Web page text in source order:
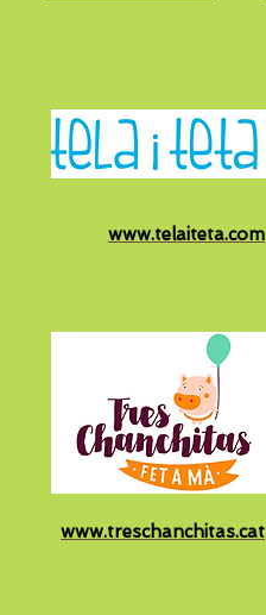
www.telaiteta.com
www.treschanchitas.cat